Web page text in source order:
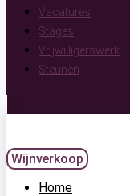
Vacatures
Stages
Vrijwilligerswerk
Steunen
Wijnverkoop
Home